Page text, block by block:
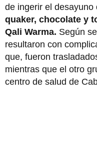
de ingerir el desayuno
quaker, chocolate y
Qali Warma. Según
resultaron con
que, fueron
mientras que el otro
centro de salud de